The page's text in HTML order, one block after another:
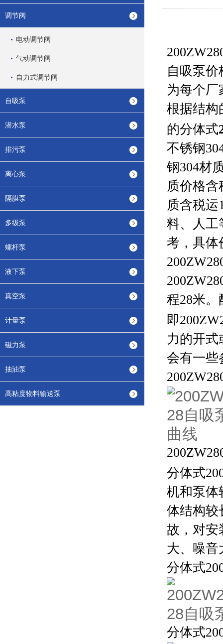
调节阀
电动调节阀
气动调节阀
自力式调节阀
自吸泵
潜水泵
排污泵
离心泵
隔膜泵
多级泵
螺杆泵
液下泵
真空泵
计量泵
磁力泵
抽油泵
高粘度物料输送泵
自吸泵价
为每个
根据结构
的分体式
不锈钢
钢304材
质价格含
质含税运
料、人工
考，具体
程28米
即
力的开
会有一些
分体式
机和泵体
体结构较
故，对安
大、噪音
分体式
分体式